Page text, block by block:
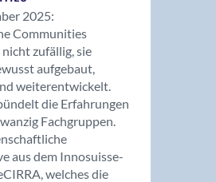
2025:
Communities
zufällig, sie
aufgebaut,
weiterentwickelt.
die Erfahrungen
Fachgruppen.
aus dem Innosuisse-
welches die